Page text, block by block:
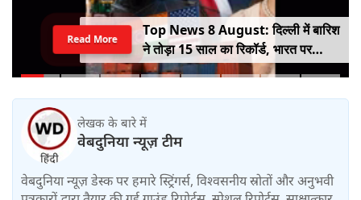
Top News 8 August: दिल्ली में बारिश
ने तोड़ा 15 साल का रिकॉर्ड, भारत पर
100% टैरिफ का खतरा; Gen Z पर कंगना
Read More
लेखक के बारे में
वेबदुनिया न्यूज़ टीम
वेबदुनिया न्यूज़ डेस्क पर हमारे स्ट्रिंगर्स, विश्वसनीय स्रोतों और अनुभवी